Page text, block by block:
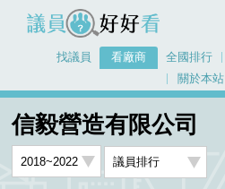
議員好好看
找議員 看廠商 全國排行
關於本站
信毅營造有限公司